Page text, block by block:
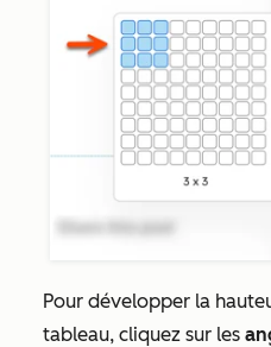
Pour développer la
tableau, cliquez sur les